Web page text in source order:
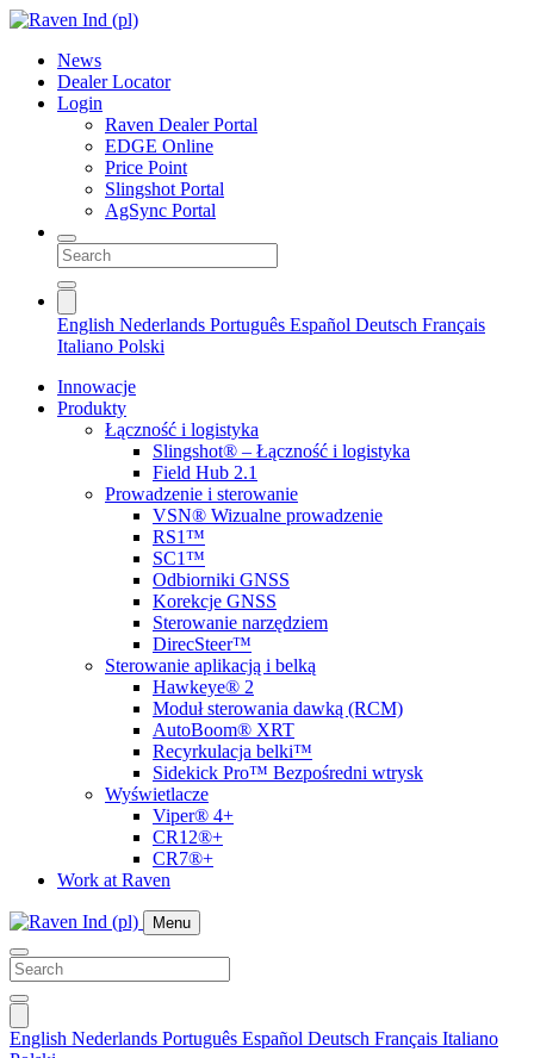
News
Dealer Locator
Login
Raven Dealer Portal
EDGE Online
Price Point
Slingshot Portal
AgSync Portal
English Nederlands Português Español Deutsch Français
Italiano Polski
Innowacje
Produkty
Łączność i logistyka
Slingshot® – Łączność i logistyka
Field Hub 2.1
Prowadzenie i sterowanie
VSN® Wizualne prowadzenie
RS1™
SC1™
Odbiorniki GNSS
Korekcje GNSS
Sterowanie narzędziem
DirecSteer™
Sterowanie aplikacją i belką
Hawkeye® 2
Moduł sterowania dawką (RCM)
AutoBoom® XRT
Recyrkulacja belki™
Sidekick Pro™ Bezpośredni wtrysk
Wyświetlacze
Viper® 4+
CR12®+
CR7®+
Work at Raven
Menu
English Nederlands Português Español Deutsch Français Italiano